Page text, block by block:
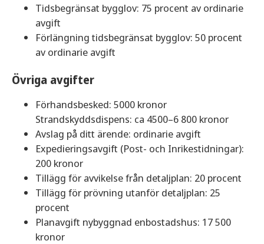
Tidsbegränsat bygglov: 75 procent av ordinarie
avgift
Förlängning tidsbegränsat bygglov: 50 procent
av ordinarie avgift
Övriga avgifter
Förhandsbesked: 5000 kronor
Strandskyddsdispens: ca 4500–6 800 kronor
Avslag på ditt ärende: ordinarie avgift
Expedieringsavgift (Post- och Inrikestidningar):
200 kronor
Tillägg för avvikelse från detaljplan: 20 procent
Tillägg för prövning utanför detaljplan: 25
procent
Planavgift nybyggnad enbostadshus: 17 500
kronor